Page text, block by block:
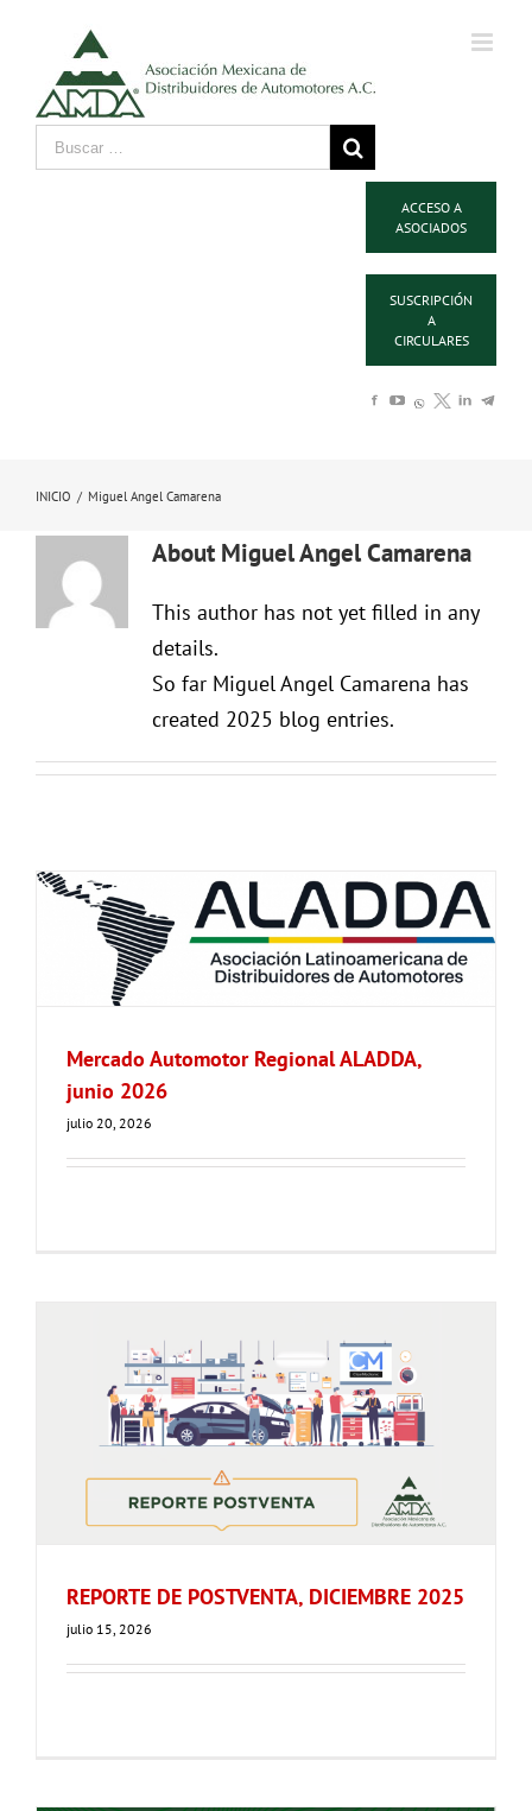
ACCESO A
ASOCIADOS
SUSCRIPCIÓN
A
CIRCULARES
INICIO / Miguel Angel Camarena
About Miguel Angel Camarena
This author has not yet filled in any
details.
So far Miguel Angel Camarena has
created 2025 blog entries.
Mercado Automotor Regional ALADDA,
junio 2026
julio 20, 2026
REPORTE DE POSTVENTA, DICIEMBRE 2025
julio 15, 2026